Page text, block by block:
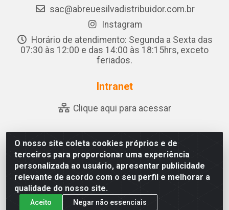
O nosso site coleta cookies próprios e de
terceiros para proporcionar uma experiência
personalizada ao usuário, apresentar publicidade
relevante de acordo com o seu perfil e melhorar a
qualidade do nosso site.
Aceito Negar não essenciais
sac@abreuesilvadistribuidor.com.br
Instagram
Horário de atendimento: Segunda a Sexta das
07:30 às 12:00 e das 14:00 às 18:15hrs, exceto
feriados.
Intranet
Clique aqui para acessar
Abreu & Silva - Rua Padre Jose de Souza Leite, 265 - Ariado,
Olho D'Água das Flores/AL - CEP 57.442-000 - CNPJ
04.790.656/0001-06